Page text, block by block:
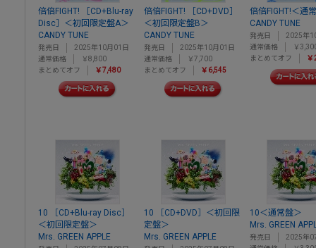
倍倍FIGHT! ［CD+Blu-ray
Disc］＜初回限定盤A＞
CANDY TUNE
発売日
2025年10月01日
通常価格
￥8,800
まとめてオフ
￥7,480
倍倍FIGHT! ［CD+DVD］
＜初回限定盤B＞
CANDY TUNE
発売日
2025年10月01日
通常価格
￥7,700
まとめてオフ
￥6,545
倍倍FIGHT!＜通
CANDY TUNE
発売日
2025年
通常価格
￥
まとめてオフ
￥
10 ［CD+Blu-ray Disc］
＜初回限定盤＞
Mrs. GREEN APPLE
10 ［CD+DVD］＜初回限
定盤＞
Mrs. GREEN APPLE
10＜通常盤＞
Mrs. GREEN
発売日
2025年